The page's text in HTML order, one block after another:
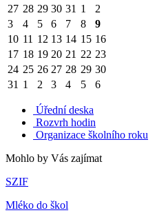
27 28 29 30 31 1
2
3
4 5 6 7 8
9
10 11 12 13 14 15 16
17 18 19 20 21 22 23
24 25 26 27 28 29 30
31 1 2 3 4 5 6
Úřední deska
Rozvrh hodin
Organizace školního roku
Mohlo by Vás zajímat
SZIF
Mléko do škol